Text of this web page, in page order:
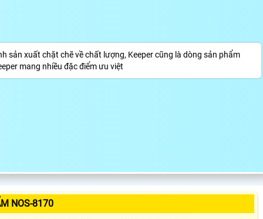
sản xuất chặt chẽ về chất lượng, Keeper cũng là dòng sản phẩm
mang nhiều đặc điểm ưu việt
NOS-8170